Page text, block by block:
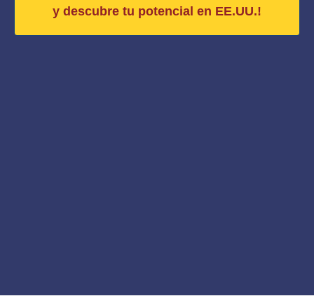
y descubre tu potencial en EE.UU.!